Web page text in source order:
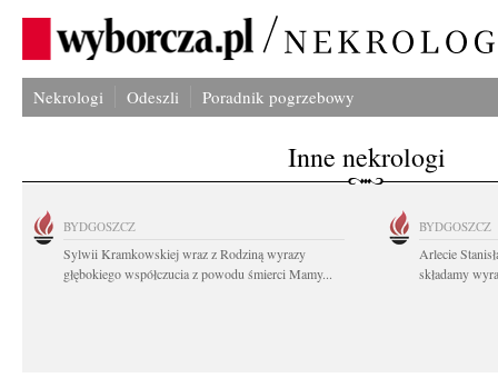
Nekrologi Odeszli Poradnik pogrzebowy
Inne nekrologi
BYDGOSZCZ
Sylwii Kramkowskiej wraz z Rodziną wyrazy
głębokiego współczucia z powodu śmierci Mamy...
BYDGOSZCZ
Arlecie
składamy